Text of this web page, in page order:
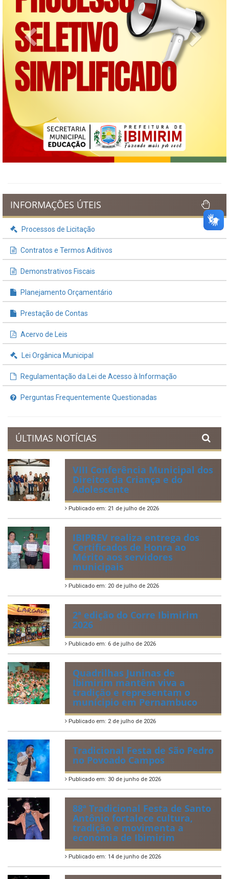
Previous Next
INFORMAÇÕES ÚTEIS
Processos de Licitação
Contratos e Termos Aditivos
Demonstrativos Fiscais
Planejamento Orçamentário
Prestação de Contas
Acervo de Leis
Lei Orgânica Municipal
Regulamentação da Lei de Acesso à Informação
Perguntas Frequentemente Questionadas
ÚLTIMAS NOTÍCIAS
VIII Conferência Municipal dos
Direitos da Criança e do
Adolescente
Publicado em: 21 de julho de 2026
IBIPREV realiza entrega dos
Certificados de Honra ao
Mérito aos servidores
municipais
Publicado em: 20 de julho de 2026
2ª edição do Corre Ibimirim
2026
Publicado em: 6 de julho de 2026
Quadrilhas Juninas de
Ibimirim mantêm viva a
tradição e representam o
munícipio em Pernambuco
Publicado em: 2 de julho de 2026
Tradicional Festa de São Pedro
no Povoado Campos
Publicado em: 30 de junho de 2026
88ª Tradicional Festa de Santo
Antônio fortalece cultura,
tradição e movimenta a
economia de Ibimirim
Publicado em: 14 de junho de 2026